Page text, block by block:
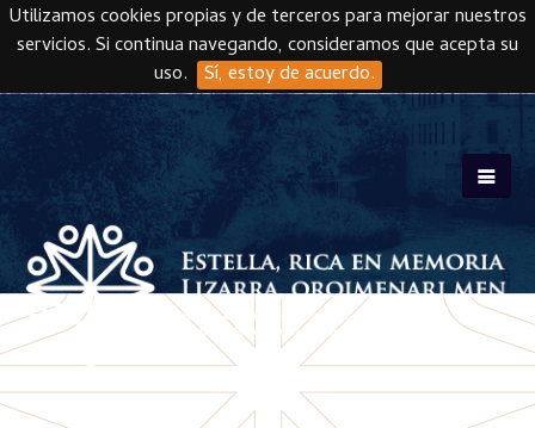
Utilizamos cookies propias y de terceros para mejorar nuestros
servicios. Si continua navegando, consideramos que acepta su
uso. Sí, estoy de acuerdo.
Skip to main content